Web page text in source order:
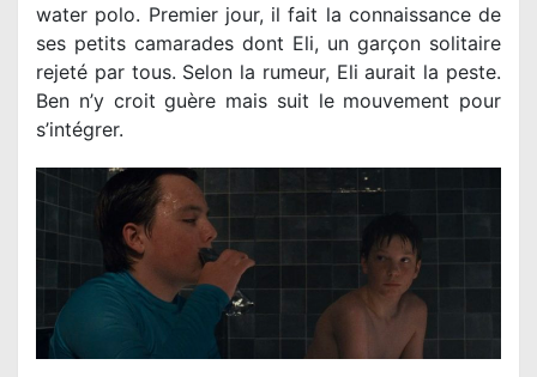
water polo. Premier jour, il fait la connaissance de
ses petits camarades dont Eli, un garçon solitaire
rejeté par tous. Selon la rumeur, Eli aurait la peste.
Ben n’y croit guère mais suit le mouvement pour
s’intégrer.